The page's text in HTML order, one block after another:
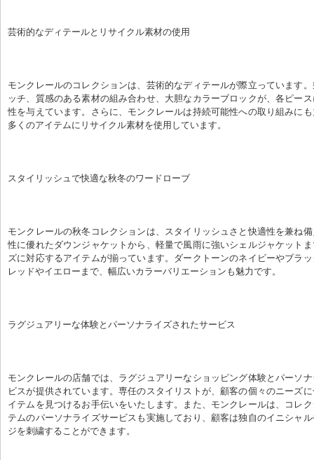
芸術的なディテールとリサイクル素材の使用
モンクレールのコレクションは、芸術的なディテールが際立っています
ッチ、質感のある素材の組み合わせ、大胆なカラーブロックが、各ピー
性を与えています。さらに、モンクレールは持続可能性への取り組みに
多くのアイテムにリサイクル素材を使用しています。
スタイリッシュで快適な秋冬のワードローブ
モンクレールの秋冬コレクションは、スタイリッシュさと快適性を兼ね
性に優れたダウンジャケットから、軽量で風雨に強いシェルジャケット
ズに対応するアイテムが揃っています。ダークトーンのネイビーやブラ
レッドやイエローまで、幅広いカラーバリエーションも魅力です。
ラグジュアリーな体験とパーソナライズされたサービス
モンクレールの店舗では、ラグジュアリーなショッピング体験とパーソ
ビスが提供されています。専任のスタイリストが、顧客の個々のニーズ
イテムを見つけるお手伝いをいたします。また、モンクレールは、コレ
テムのパーソナライズサービスも実施しており、顧客は独自のイニシャ
ジを刺繍することができます。